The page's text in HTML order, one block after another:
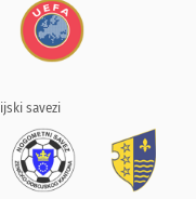
savezi